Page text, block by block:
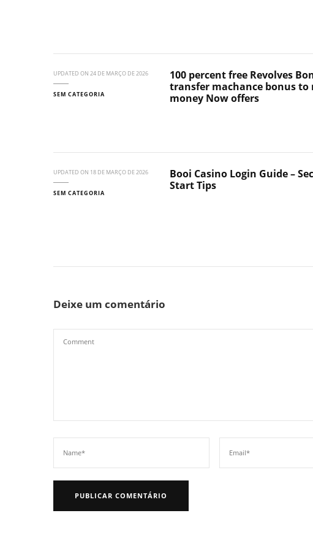
UPDATED ON 24 DE MARÇO DE 2026
SEM CATEGORIA
100 percent free Revolves
transfer machance bonus to
money Now offers
UPDATED ON 18 DE MARÇO DE 2026
SEM CATEGORIA
Booi Casino Login Guide –
Start Tips
Deixe um comentário